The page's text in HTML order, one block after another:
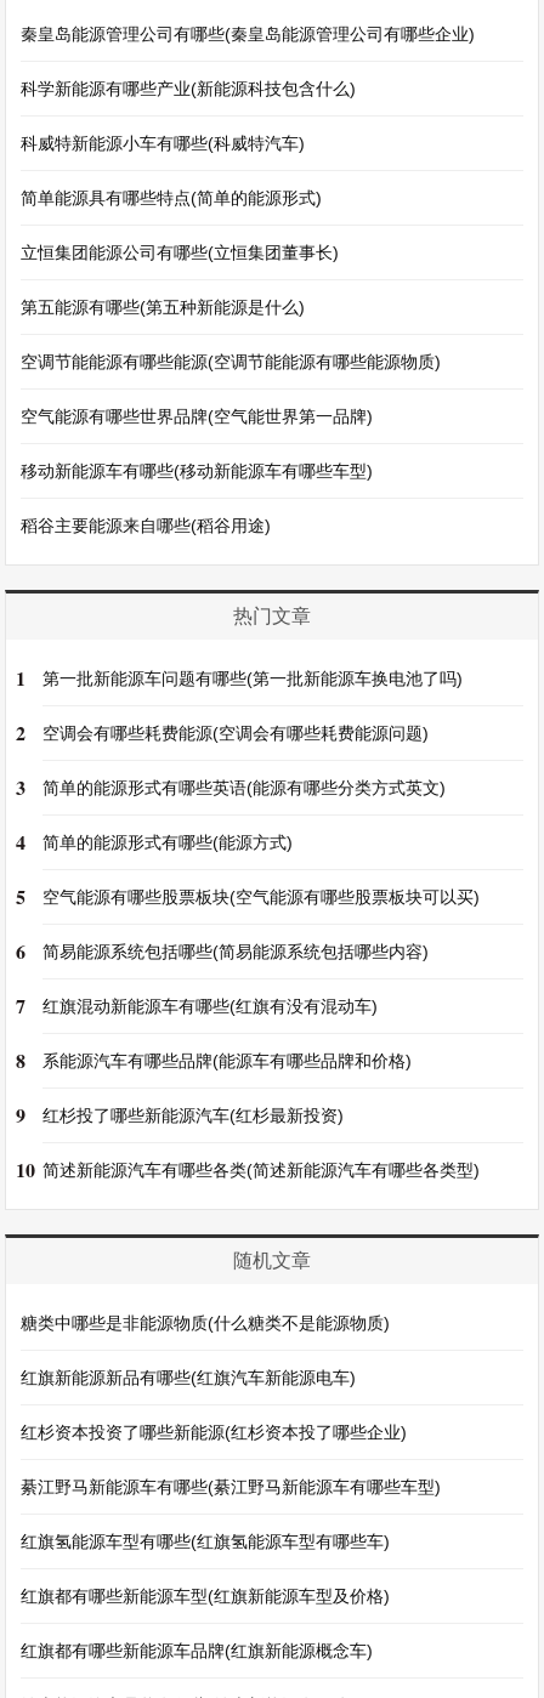
秦皇岛能源管理公司有哪些(秦皇岛能源管理公司有哪些企业)
科学新能源有哪些产业(新能源科技包含什么)
科威特新能源小车有哪些(科威特汽车)
简单能源具有哪些特点(简单的能源形式)
立恒集团能源公司有哪些(立恒集团董事长)
第五能源有哪些(第五种新能源是什么)
空调节能能源有哪些能源(空调节能能源有哪些能源物质)
空气能源有哪些世界品牌(空气能世界第一品牌)
移动新能源车有哪些(移动新能源车有哪些车型)
稻谷主要能源来自哪些(稻谷用途)
热门文章
1 第一批新能源车问题有哪些(第一批新能源车换电池了吗)
2 空调会有哪些耗费能源(空调会有哪些耗费能源问题)
3 简单的能源形式有哪些英语(能源有哪些分类方式英文)
4 简单的能源形式有哪些(能源方式)
5 空气能源有哪些股票板块(空气能源有哪些股票板块可以买)
6 简易能源系统包括哪些(简易能源系统包括哪些内容)
7 红旗混动新能源车有哪些(红旗有没有混动车)
8 系能源汽车有哪些品牌(能源车有哪些品牌和价格)
9 红杉投了哪些新能源汽车(红杉最新投资)
10 简述新能源汽车有哪些各类(简述新能源汽车有哪些各类型)
随机文章
糖类中哪些是非能源物质(什么糖类不是能源物质)
红旗新能源新品有哪些(红旗汽车新能源电车)
红杉资本投资了哪些新能源(红杉资本投了哪些企业)
綦江野马新能源车有哪些(綦江野马新能源车有哪些车型)
红旗氢能源车型有哪些(红旗氢能源车型有哪些车)
红旗都有哪些新能源车型(红旗新能源车型及价格)
红旗都有哪些新能源车品牌(红旗新能源概念车)